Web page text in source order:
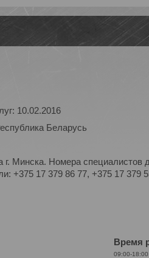
10.02.2016
Беларусь
Минска. Номера
+375 17 379 86 77, +375 17 379
Время
09:00-18:00